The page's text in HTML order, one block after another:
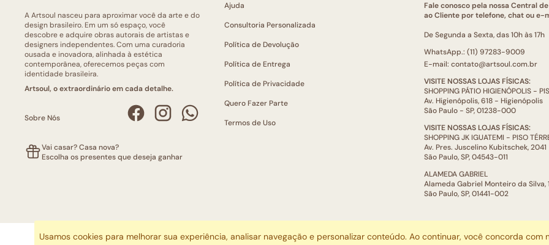
A Artsoul nasceu para aproximar você da arte e do
design brasileiro. Em um só espaço, você
descobre e adquire obras autorais de artistas e
designers independentes. Com uma curadoria
ousada e inovadora, alinhada à estética
contemporânea, oferecemos peças com
identidade brasileira.
Artsoul, o extraordinário em cada detalhe.
Sobre Nós
Vai casar? Casa nova?
Escolha os presentes que deseja ganhar
Ajuda
Consultoria Personalizada
Política de Devolução
Política de Entrega
Política de Privacidade
Quero Fazer Parte
Termos de Uso
Fale conosco pela nossa Central
ao Cliente por telefone, chat ou e-
De Segunda a Sexta, das 10h às 17h
WhatsApp.: (11) 97283-9009
E-mail: contato@artsoul.com.br
VISITE NOSSAS LOJAS FÍSICAS:
SHOPPING PÁTIO HIGIENÓPOLIS -
Av. Higienópolis, 618 - Higienópolis
São Paulo - SP, 01238-000
VISITE NOSSAS LOJAS FÍSICAS:
SHOPPING JK IGUATEMI - PISO
Av. Pres. Juscelino Kubitschek, 2041
São Paulo, SP, 04543-011
ALAMEDA GABRIEL
Alameda Gabriel Monteiro da Silva,
São Paulo, SP, 01441-002
ARTSOUL COMUNICAÇÃO DIGITAL LTDA | CNPJ: 29.752.781/0001-52
Usamos cookies para melhorar sua experiência, analisar navegação e personalizar conteúdo. Ao continuar, você concorda com